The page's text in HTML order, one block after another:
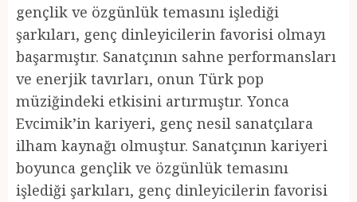
gençlik ve özgünlük temasını işlediği
şarkıları, genç dinleyicilerin favorisi olmayı
başarmıştır. Sanatçının sahne performansları
ve enerjik tavırları, onun Türk pop
müziğindeki etkisini artırmıştır. Yonca
Evcimik’in kariyeri, genç nesil sanatçılara
ilham kaynağı olmuştur. Sanatçının kariyeri
boyunca gençlik ve özgünlük temasını
işlediği şarkıları, genç dinleyicilerin favorisi